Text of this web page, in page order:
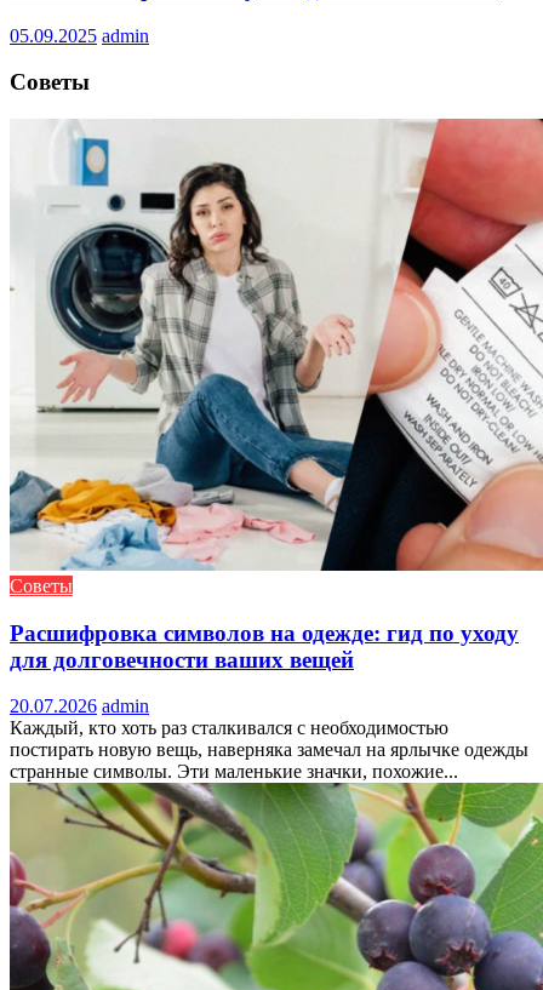
05.09.2025 admin
Советы
Советы
Расшифровка символов на одежде: гид по уходу
для долговечности ваших вещей
20.07.2026 admin
Каждый, кто хоть раз сталкивался с необходимостью
постирать новую вещь, наверняка замечал на ярлычке одежды
странные символы. Эти маленькие значки, похожие...